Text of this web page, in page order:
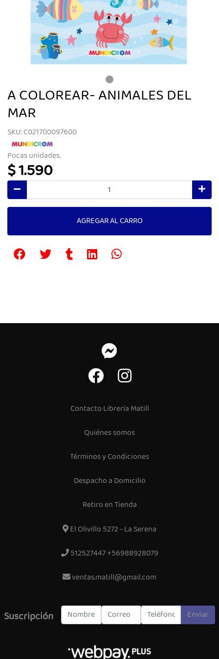
A COLOREAR- ANIMALES DEL
MAR
SKU: C021700097600
Pocas unidades.
$ 1.590
AGREGAR AL CARRO
Contacto Librería Matill
Quiénes somos
Términos y Condiciones
Despacho a Domicilio
Retiro en Tienda
El Olivillo 5272 - La Serena
512527447 +56988928079
ventas.matill@gmail.com
Suscripción Enviar